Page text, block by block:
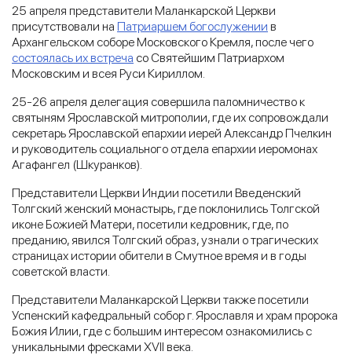
25 апреля представители Маланкарской Церкви
присутствовали на Патриаршем богослужении в
Архангельском соборе Московского Кремля, после чего
состоялась их встреча со Святейшим Патриархом
Московским и всея Руси Кириллом.
25-26 апреля делегация совершила паломничество к
святыням Ярославской митрополии, где их сопровождали
секретарь Ярославской епархии иерей Александр Пчелкин
и руководитель cоциального отдела епархии иеромонах
Агафангел (Шкуранков).
Представители Церкви Индии посетили Введенский
Толгский женский монастырь, где поклонились Толгской
иконе Божией Матери, посетили кедровник, где, по
преданию, явился Толгский образ, узнали о трагических
страницах истории обители в Смутное время и в годы
советской власти.
Представители Маланкарской Церкви также посетили
Успенский кафедральный собор г. Ярославля и храм пророка
Божия Илии, где с большим интересом ознакомились с
уникальными фресками XVII века.